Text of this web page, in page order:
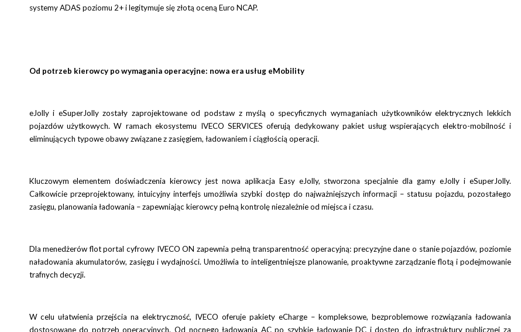
systemy ADAS poziomu 2+ i legitymuje się złotą oceną Euro NCAP.
Od potrzeb kierowcy po wymagania operacyjne: nowa era usług eMobility
eJolly i eSuperJolly zostały zaprojektowane od podstaw z myślą o specyficznych wymaganiach użytkowników elektrycznych lekkich
pojazdów użytkowych. W ramach ekosystemu IVECO SERVICES oferują dedykowany pakiet usług wspierających elektro-mobilność i
eliminujących typowe obawy związane z zasięgiem, ładowaniem i ciągłością operacji.
Kluczowym elementem doświadczenia kierowcy jest nowa aplikacja Easy eJolly, stworzona specjalnie dla gamy eJolly i eSuperJolly.
Całkowicie przeprojektowany, intuicyjny interfejs umożliwia szybki dostęp do najważniejszych informacji – statusu pojazdu, pozostałego
zasięgu, planowania ładowania – zapewniając kierowcy pełną kontrolę niezależnie od miejsca i czasu.
Dla menedżerów flot portal cyfrowy IVECO ON zapewnia pełną transparentność operacyjną: precyzyjne dane o stanie pojazdów, poziomie
naładowania akumulatorów, zasięgu i wydajności. Umożliwia to inteligentniejsze planowanie, proaktywne zarządzanie flotą i podejmowanie
trafnych decyzji.
W celu ułatwienia przejścia na elektryczność, IVECO oferuje pakiety eCharge – kompleksowe, bezproblemowe rozwiązania ładowania
dostosowane do potrzeb operacyjnych. Od nocnego ładowania AC po szybkie ładowanie DC i dostęp do infrastruktury publicznej za